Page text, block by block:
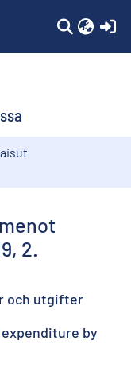
2.
och utgifter
by